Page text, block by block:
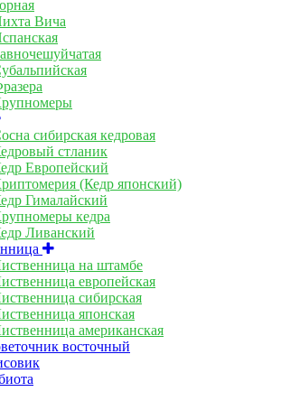
Вича
сибирская кедровая
стланик
Европейский
(Кедр японский)
Гималайский
кедра
Ливанский
на штамбе
европейская
сибирская
японская
американская
восточный